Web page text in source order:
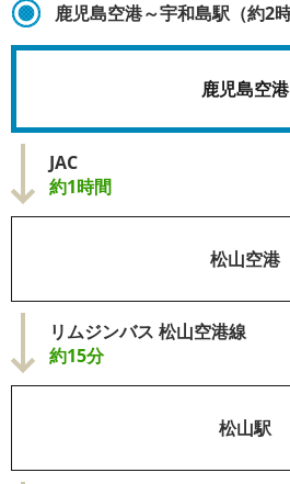
鹿児島空港～宇和島駅（約2
鹿児島空港
JAC
約1時間
松山空港
リムジンバス 松山空港線
約15分
松山駅